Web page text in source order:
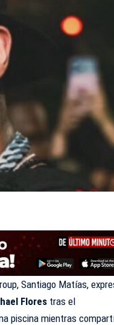
Santiago Matías,
Flores tras el
piscina mientras